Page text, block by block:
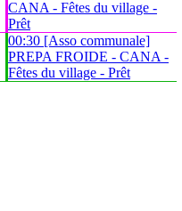
CANA - Fêtes du village -
Prêt
00:30 [Asso communale]
PREPA FROIDE - CANA -
Fêtes du village - Prêt